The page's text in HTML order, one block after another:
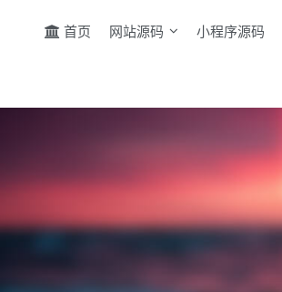
首页 网站源码 小程序源码